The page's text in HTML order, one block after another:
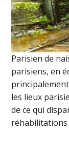
Parisien de
parisiens, en
les lieux
de ce qui
réhabilitations